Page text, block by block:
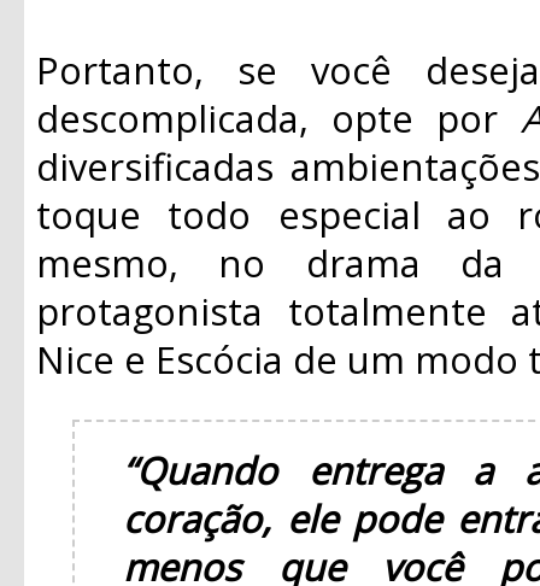
Portanto, se você
descomplicada, opte por
diversificadas
toque todo especial ao
mesmo, no drama da
protagonista totalmente
Nice e Escócia de um
“Quando entrega a
coração, ele pode
menos que você